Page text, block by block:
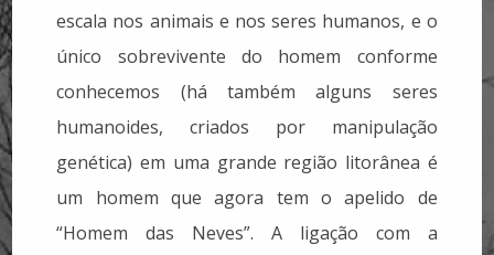
escala nos animais e nos seres humanos, e o
único sobrevivente do homem conforme
conhecemos (há também alguns seres
humanoides, criados por manipulação
genética) em uma grande região litorânea é
um homem que agora tem o apelido de
“Homem das Neves”. A ligação com a